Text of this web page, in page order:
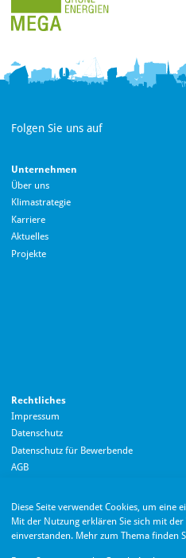
Folgen Sie uns auf
Unternehmen
Über uns
Klimastrategie
Karriere
Aktuelles
Projekte
Rechtliches
Impressum
Datenschutz
Datenschutz für Bewerbende
AGB
Diese Seite verwendet Cookies, um eine
Mit der Nutzung erklären Sie sich mit
einverstanden. Mehr zum Thema finden
Wir nutzen Langdock zur Bereitstellung
Chatbots erklären Sie sich mit der